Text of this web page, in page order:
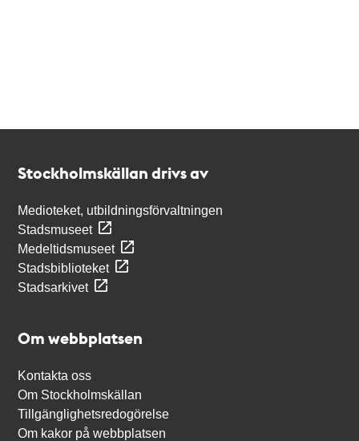
Stockholmskällan drivs av
Medioteket, utbildningsförvaltningen
Stadsmuseet
Medeltidsmuseet
Stadsbiblioteket
Stadsarkivet
Om webbplatsen
Kontakta oss
Om Stockholmskällan
Tillgänglighetsredogörelse
Om kakor på webbplatsen